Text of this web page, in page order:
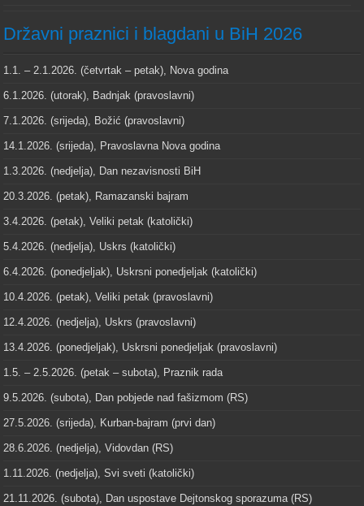
Državni praznici i blagdani u BiH 2026
1.1. – 2.1.2026. (četvrtak – petak), Nova godina
6.1.2026. (utorak), Badnjak (pravoslavni)
7.1.2026. (srijeda), Božić (pravoslavni)
14.1.2026. (srijeda), Pravoslavna Nova godina
1.3.2026. (nedjelja), Dan nezavisnosti BiH
20.3.2026. (petak), Ramazanski bajram
3.4.2026. (petak), Veliki petak (katolički)
5.4.2026. (nedjelja), Uskrs (katolički)
6.4.2026. (ponedjeljak), Uskrsni ponedjeljak (katolički)
10.4.2026. (petak), Veliki petak (pravoslavni)
12.4.2026. (nedjelja), Uskrs (pravoslavni)
13.4.2026. (ponedjeljak), Uskrsni ponedjeljak (pravoslavni)
1.5. – 2.5.2026. (petak – subota), Praznik rada
9.5.2026. (subota), Dan pobjede nad fašizmom (RS)
27.5.2026. (srijeda), Kurban-bajram (prvi dan)
28.6.2026. (nedjelja), Vidovdan (RS)
1.11.2026. (nedjelja), Svi sveti (katolički)
21.11.2026. (subota), Dan uspostave Dejtonskog sporazuma (RS)